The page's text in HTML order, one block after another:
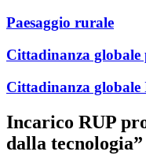
Paesaggio rurale
Cittadinanza globale
Cittadinanza globale
Incarico RUP
dalla tecnologia”